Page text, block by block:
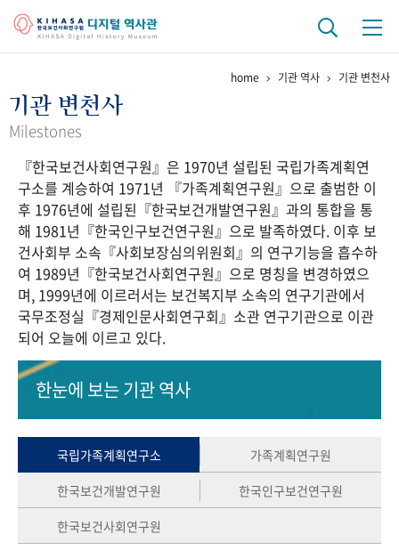
걸어온 길 기관 변천사
연구 역사
정책과 연구 키워드로 보는 연구 역사
연구자들
간행물 변천사
기록물 아카이브
사진 아카이브 문서 기록물 행정박물 영상 기록물
50+1 주년 기념
세계와 함께 한 KIHASA
VR 역사관
home 기관 역사 기관 변천사
기관 변천사
Milestones
『한국보건사회연구원』은 1970년 설립된 국립가족계획연
구소를 계승하여 1971년 『가족계획연구원』으로 출범한 이
후 1976년에 설립된『한국보건개발연구원』과의 통합을 통
해 1981년『한국인구보건연구원』으로 발족하였다. 이후 보
건사회부 소속『사회보장심의위원회』의 연구기능을 흡수하
여 1989년『한국보건사회연구원』으로 명칭을 변경하였으
며, 1999년에 이르러서는 보건복지부 소속의 연구기관에서
국무조정실『경제인문사회연구회』소관 연구기관으로 이관
되어 오늘에 이르고 있다.
한눈에 보는기관 역사
국립가족계획연구소
가족계획연구원
한국보건개발연구원
한국인구보건연구원
한국보건사회연구원